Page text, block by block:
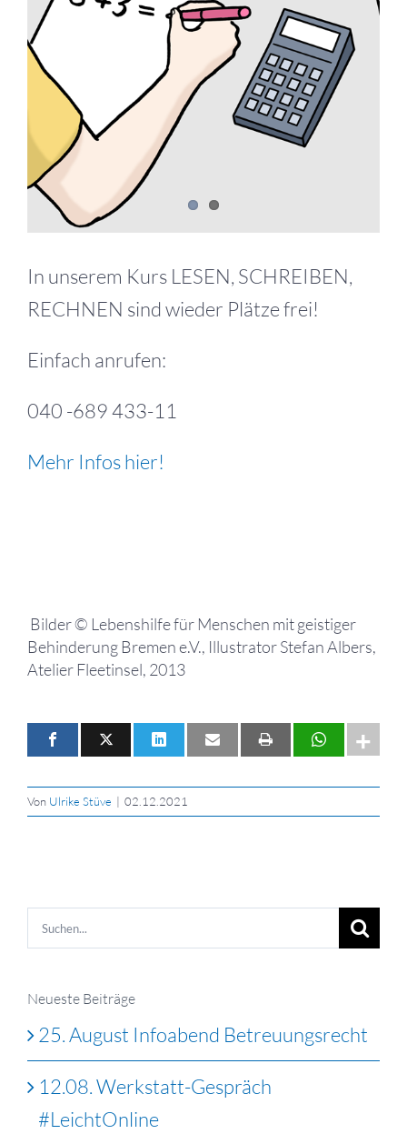
In unserem Kurs LESEN, SCHREIBEN,
RECHNEN sind wieder Plätze frei!
Einfach anrufen:
040 -689 433-11
Mehr Infos hier!
Bilder © Lebenshilfe für Menschen mit geistiger
Behinderung Bremen e.V., Illustrator Stefan Albers,
Atelier Fleetinsel, 2013
Von Ulrike Stüve | 02.12.2021
Suche
nach:
Neueste Beiträge
25. August Infoabend Betreuungsrecht
12.08. Werkstatt-Gespräch
#LeichtOnline